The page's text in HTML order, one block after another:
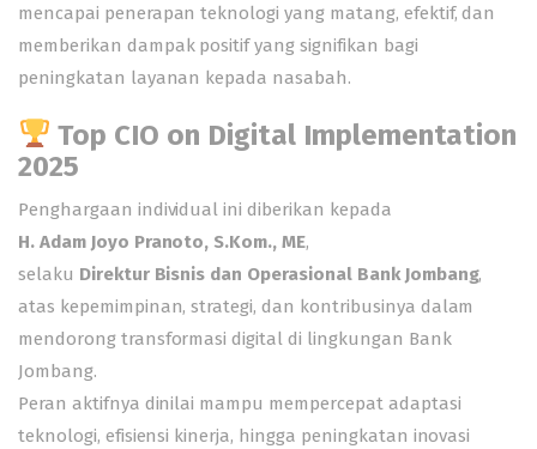
mencapai penerapan teknologi yang matang, efektif, dan
memberikan dampak positif yang signifikan bagi
peningkatan layanan kepada nasabah.
Top CIO on Digital Implementation
2025
Penghargaan individual ini diberikan kepada
H. Adam Joyo Pranoto, S.Kom., ME,
selaku Direktur Bisnis dan Operasional Bank Jombang,
atas kepemimpinan, strategi, dan kontribusinya dalam
mendorong transformasi digital di lingkungan Bank
Jombang.
Peran aktifnya dinilai mampu mempercepat adaptasi
teknologi, efisiensi kinerja, hingga peningkatan inovasi